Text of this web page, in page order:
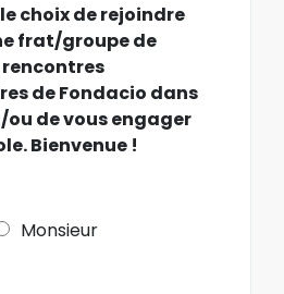
choix de rejoindre
frat/groupe de
de Fondacio dans
de vous engager
.Bienvenue !
Monsieur